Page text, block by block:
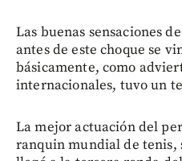
Las buenas sensaciones
antes de este choque se
básicamente, como
internacionales, tuvo un
La mejor actuación del
ranquin mundial de tenis,